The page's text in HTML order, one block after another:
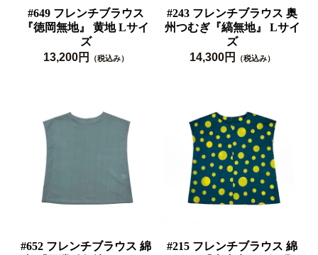
#649 フレンチブラウス
『徳岡無地』 黄地 Lサイ
ズ
13,200円
（税込み）
#243 フレンチブラウス 奥
州つむぎ『縞無地』 Lサイ
ズ
14,300円
（税込み）
#652 フレンチブラウス 綿
#215 フレンチブラウス 綿